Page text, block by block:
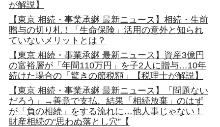
が解説】
【東京 相続・事業承継 最新ニュース】相続・生前
贈与の切り札！「生命保険」活用の意外と知られ
ていないメリットとは？
【東京 相続・事業承継 最新ニュース】資産3億円
の富裕層が「年間110万円」を子2人に贈与…10年
続けた場合の「驚きの節税額」【税理士が解説】
【東京 相続・事業承継 最新ニュース】「問題ない
だろう」→善意で支払。結果「相続放棄」のはず
が「負の相続」をする流れに…他人事じゃない！
財産相続の“思わぬ落とし穴”【